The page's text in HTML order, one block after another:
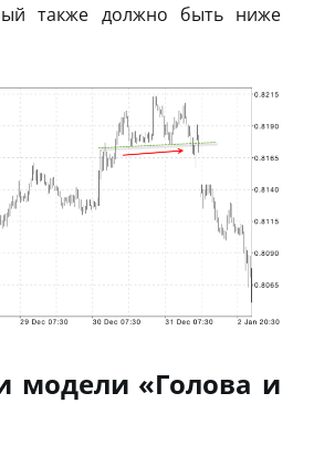
также должно быть ниже
модели «Голова и